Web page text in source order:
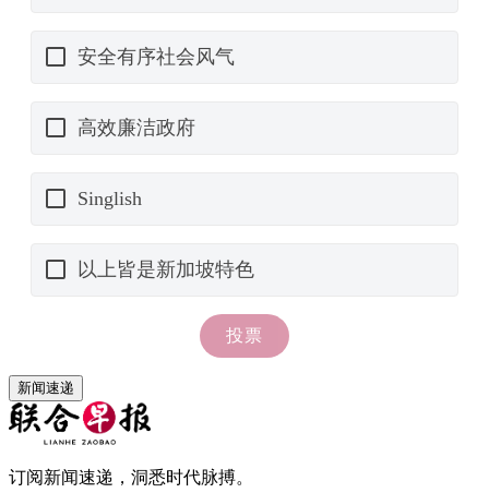
新闻速递
订阅新闻速递，洞悉时代脉搏。